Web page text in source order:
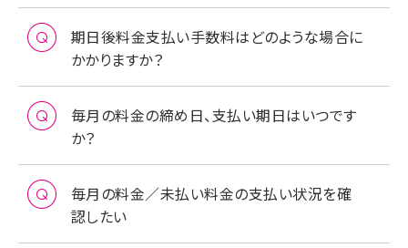
期日後料金支払い手数料はどのような場合に
かかりますか？
毎月の料金の締め日、支払い期日はいつです
か？
毎月の料金／未払い料金の支払い状況を確
認したい